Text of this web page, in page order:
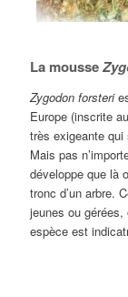
La mousse
Zygodon forsteri
Europe (inscrite
très exigeante
Mais pas
développe que là
tronc d’un arbre.
jeunes ou
espèce est